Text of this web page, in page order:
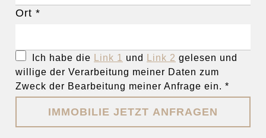
Ort *
Ich habe die Link 1 und Link 2 gelesen und
willige der Verarbeitung meiner Daten zum
Zweck der Bearbeitung meiner Anfrage ein. *
IMMOBILIE JETZT ANFRAGEN